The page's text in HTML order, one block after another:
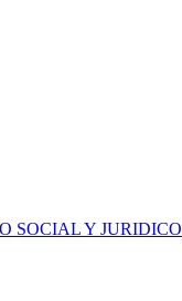
SOCIAL Y JURIDICO